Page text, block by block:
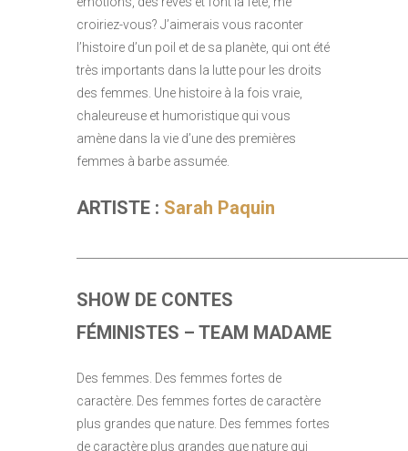
croiriez-vous? J’aimerais vous raconter
l’histoire d’un poil et de sa planète, qui ont été
très importants dans la lutte pour les droits
des femmes. Une histoire à la fois vraie,
chaleureuse et humoristique qui vous
amène dans la vie d’une des premières
femmes à barbe assumée.
ARTISTE : Sarah Paquin
SHOW DE CONTES
FÉMINISTES – TEAM MADAME
Des femmes. Des femmes fortes de
caractère. Des femmes fortes de caractère
plus grandes que nature. Des femmes fortes
de caractère plus grandes que nature qui